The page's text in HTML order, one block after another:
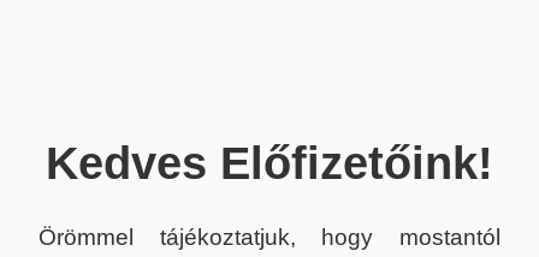
Kedves Előfizetőink!
Örömmel tájékoztatjuk, hogy mostantól